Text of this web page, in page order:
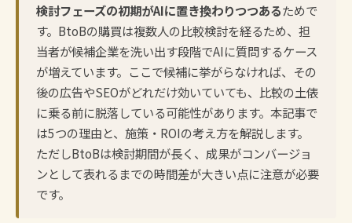
検討フェーズの初期がAIに置き換わりつつあるためで
す。BtoBの購買は複数人の比較検討を経るため、担
当者が候補企業を洗い出す段階でAIに質問するケース
が増えています。ここで候補に挙がらなければ、その
後の広告やSEOがどれだけ効いていても、比較の土俵
に乗る前に脱落している可能性があります。本記事で
は5つの理由と、施策・ROIの考え方を解説します。
ただしBtoBは検討期間が長く、成果がコンバージョ
ンとして表れるまでの時間差が大きい点に注意が必要
です。